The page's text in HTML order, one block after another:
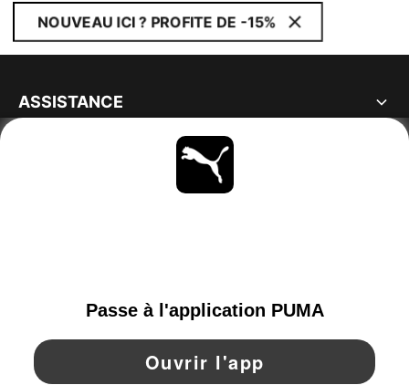
NOUVEAU ICI ? PROFITE DE -15%
ASSISTANCE
YouTube Twitter Pinterest